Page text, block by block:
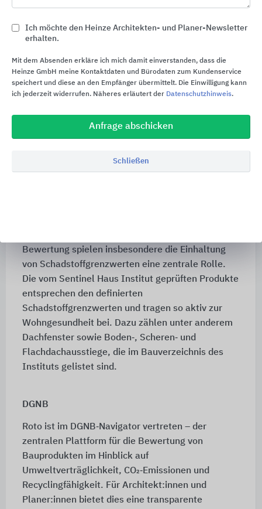
QNG ready Siegel
Bewertung spielen insbesondere die Einhaltung
von Schadstoffgrenzwerten eine zentrale Rolle.
Die vom Sentinel Haus Institut geprüften Produkte
entsprechen den definierten
Schadstoffgrenzwerten und tragen so aktiv zur
Wohngesundheit bei. Dazu zählen unter anderem
Dachfenster sowie Boden‑, Scheren‑ und
Flachdachausstiege, die im Bauverzeichnis des
Instituts gelistet sind.
DGNB
Roto ist im DGNB‑Navigator vertreten – der
zentralen Plattform für die Bewertung von
Bauprodukten im Hinblick auf
Umweltverträglichkeit, CO₂‑Emissionen und
Recyclingfähigkeit. Für Architekt:innen und
Planer:innen bietet dies eine transparente
Ich möchte den Heinze Architekten- und Planer-Newsletter
erhalten.
Mit dem Absenden erkläre ich mich damit einverstanden, dass die
Heinze GmbH meine Kontaktdaten und Bürodaten zum Kundenservice
speichert und diese an den Empfänger übermittelt. Die Einwilligung kann
ich jederzeit widerrufen. Näheres erläutert der Datenschutzhinweis.
Anfrage abschicken
Schließen